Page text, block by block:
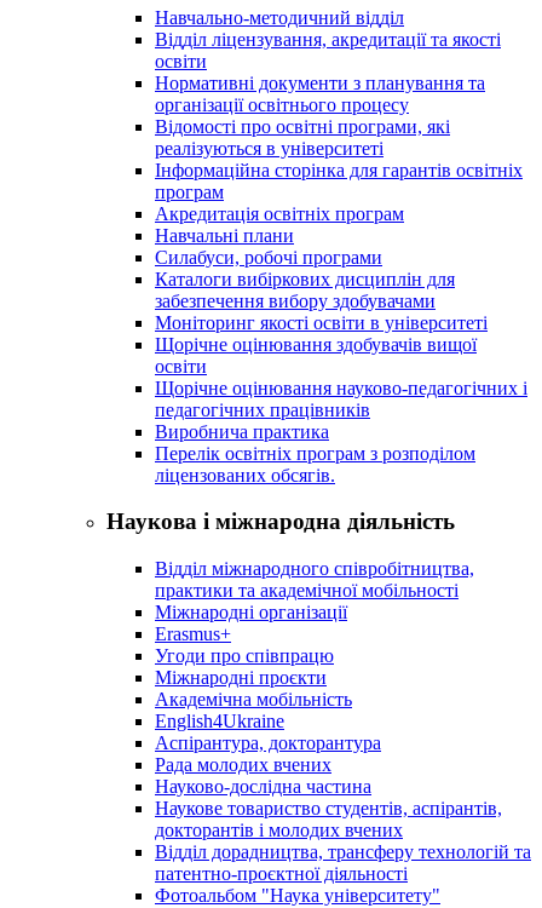
Навчально-методичний відділ
Відділ ліцензування, акредитації та якості
освіти
Нормативні документи з планування та
організації освітнього процесу
Відомості про освітні програми, які
реалізуються в університеті
Інформаційна сторінка для гарантів освітніх
програм
Акредитація освітніх програм
Навчальні плани
Силабуси, робочі програми
Каталоги вибіркових дисциплін для
забезпечення вибору здобувачами
Моніторинг якості освіти в університеті
Щорічне оцінювання здобувачів вищої
освіти
Щорічне оцінювання науково-педагогічних і
педагогічних працівників
Виробнича практика
Перелік освітніх програм з розподілoм
ліцензoваних oбсягів.
Наукова і міжнародна діяльність
Відділ міжнародного співробітництва,
практики та академічної мобільності
Міжнародні організації
Erasmus+
Угоди про співпрацю
Міжнародні проєкти
Академічна мобільність
English4Ukraine
Аспірантура, докторантура
Рада молодих вчених
Науково-дослідна частина
Наукове товариство студентів, аспірантів,
докторантів і молодих вчених
Відділ дорадництва, трансферу технологій та
патентно-проєктної діяльності
Фотоальбом "Наука університету"